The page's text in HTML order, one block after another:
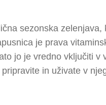
sezonska
je prava
jo je vredno vključiti
in uživate v